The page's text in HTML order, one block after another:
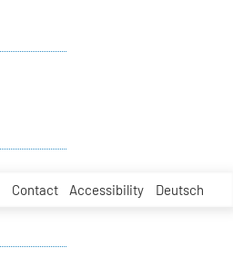
Contact Accessibility Deutsch